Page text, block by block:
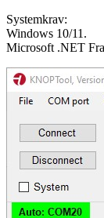
Systemkrav:
Windows 10/11.
Microsoft .NET